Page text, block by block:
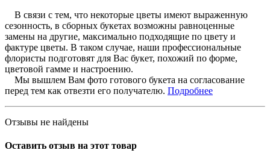
В связи с тем, что некоторые цветы имеют выраженную
сезонность, в сборных букетах возможны равноценные
замены на другие, максимально подходящие по цвету и
фактуре цветы. В таком случае, наши профессиональные
флористы подготовят для Вас букет, похожий по форме,
цветовой гамме и настроению.
Мы вышлем Вам фото готового букета на согласование
перед тем как отвезти его получателю. Подробнее
Отзывы не найдены
Оставить отзыв на этот товар